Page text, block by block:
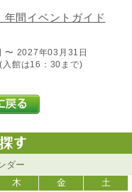
年間イベントガイド
〜 2027年03月31日
館は16：30まで)
ダー
木 金
土